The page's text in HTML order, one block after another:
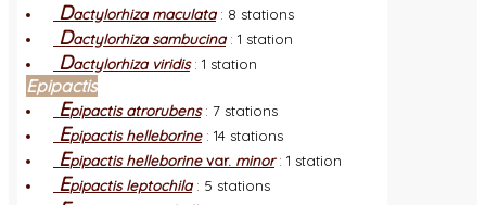
Dactylorhiza maculata: 8 stations
Dactylorhiza sambucina: 1 station
Dactylorhiza viridis: 1 station
Epipactis
Epipactis atrorubens: 7 stations
Epipactis helleborine: 14 stations
Epipactis helleborinevar. minor: 1 station
Epipactis leptochila: 5 stations